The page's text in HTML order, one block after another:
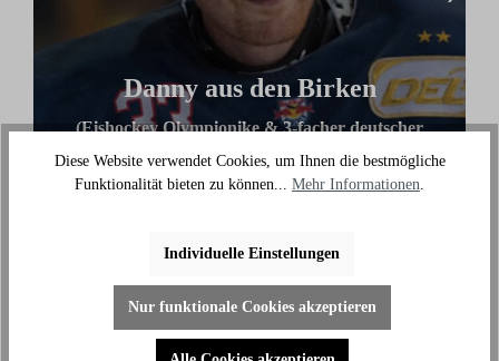
Danny aus den Birken
(Eishockey Olympionike & 3-facher deutscher
"Ich benutze das Bike jeden Tag und es hilft mir
Diese Website verwendet Cookies, um Ihnen die bestmögliche
Funktionalität bieten zu können... Mehr Informationen.
Individuelle Einstellungen
Nur funktionale Cookies akzeptieren